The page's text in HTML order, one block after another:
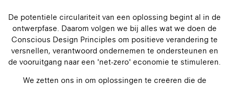
De potentiële circulariteit van een oplossing begint al in de
ontwerpfase. Daarom volgen we bij alles wat we doen de
Conscious Design Principles om positieve verandering te
versnellen, verantwoord ondernemen te ondersteunen en
de vooruitgang naar een 'net-zero' economie te stimuleren.
We zetten ons in om oplossingen te creëren die de